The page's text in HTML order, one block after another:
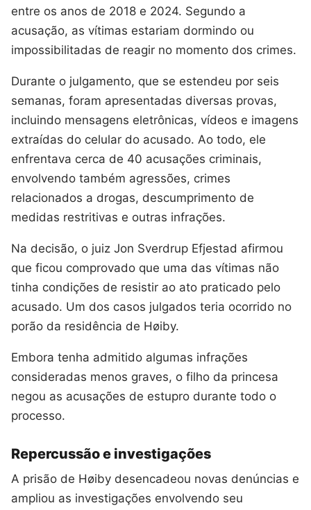
entre os anos de 2018 e 2024. Segundo a
acusação, as vítimas estariam dormindo ou
impossibilitadas de reagir no momento dos crimes.
Durante o julgamento, que se estendeu por seis
semanas, foram apresentadas diversas provas,
incluindo mensagens eletrônicas, vídeos e imagens
extraídas do celular do acusado. Ao todo, ele
enfrentava cerca de 40 acusações criminais,
envolvendo também agressões, crimes
relacionados a drogas, descumprimento de
medidas restritivas e outras infrações.
Na decisão, o juiz Jon Sverdrup Efjestad afirmou
que ficou comprovado que uma das vítimas não
tinha condições de resistir ao ato praticado pelo
acusado. Um dos casos julgados teria ocorrido no
porão da residência de Høiby.
Embora tenha admitido algumas infrações
consideradas menos graves, o filho da princesa
negou as acusações de estupro durante todo o
processo.
Repercussão e investigações
A prisão de Høiby desencadeou novas denúncias e
ampliou as investigações envolvendo seu